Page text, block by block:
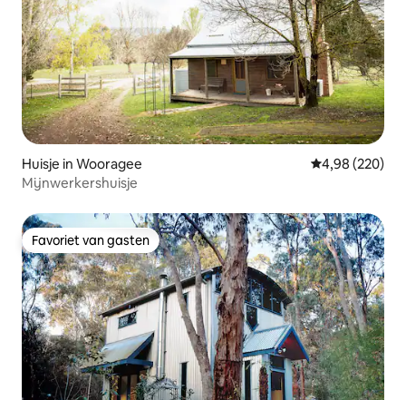
Huisje in Wooragee Gemiddelde
4,98 (220)
Mijnwerkershuisje
Favoriet van gasten
Favoriet van gasten